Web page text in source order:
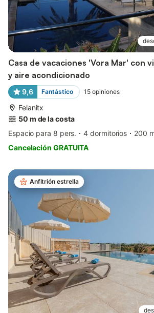
Casa de vacaciones 'Vora Mar' con
y aire acondicionado
9,6 Fantástico 15 opiniones
Felanitx
50 m de la costa
Espacio para 8 pers.
4 dormitorios
200
Cancelación GRATUITA
Anfitrión estrella